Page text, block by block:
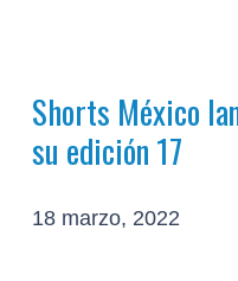
Shorts México
su edición 17
18 marzo, 2022